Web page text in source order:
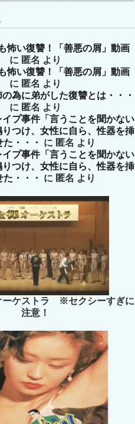
怖い復讐！「善悪の屑」動画
に 匿名 より
怖い復讐！「善悪の屑」動画
に 匿名 より
為に弟がした復讐とは・・・
に 匿名 より
プ事件「言うことを聞かない
りつけ、女性に自ら、性器を挿
た・・・
に 匿名 より
プ事件「言うことを聞かない
りつけ、女性に自ら、性器を挿
た・・・
に 匿名 より
ーケストラ ※セクシーすぎに
注意！